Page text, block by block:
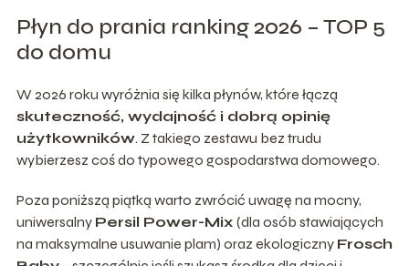
Płyn do prania ranking 2026 – TOP 5
do domu
W 2026 roku wyróżnia się kilka płynów, które łączą
skuteczność, wydajność i dobrą opinię
użytkowników. Z takiego zestawu bez trudu
wybierzesz coś do typowego gospodarstwa domowego.
Poza poniższą piątką warto zwrócić uwagę na mocny,
uniwersalny Persil Power-Mix (dla osób stawiających
na maksymalne usuwanie plam) oraz ekologiczny Frosch